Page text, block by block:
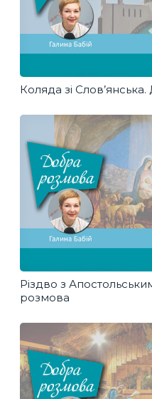
Коляда зі
Різдво з
розмова